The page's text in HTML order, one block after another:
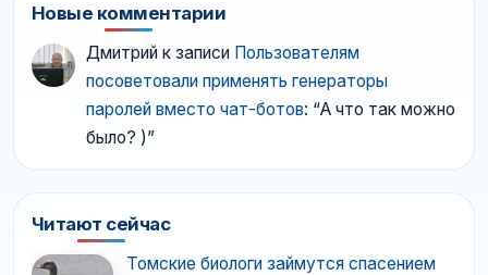
Новые комментарии
Дмитрий к записи Пользователям
посоветовали применять генераторы
паролей вместо чат-ботов: “А что так можно
было? )”
Читают сейчас
Томские биологи займутся спасением